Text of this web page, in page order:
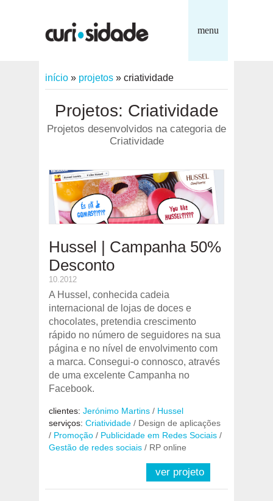
menu
início » projetos » criatividade
Projetos: Criatividade
Projetos desenvolvidos na categoria de
Criatividade
Hussel | Campanha 50%
Desconto
10.2012
A Hussel, conhecida cadeia
internacional de lojas de doces e
chocolates, pretendia crescimento
rápido no número de seguidores na sua
página e no nível de envolvimento com
a marca. Consegui-o connosco, através
de uma excelente Campanha no
Facebook.
clientes: Jerónimo Martins / Hussel
serviços: Criatividade / Design de aplicações
/ Promoção / Publicidade em Redes Sociais /
Gestão de redes sociais / RP online
ver projeto